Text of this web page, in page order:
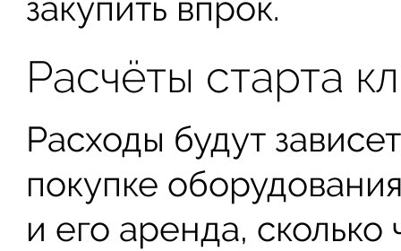
Расчёты старта
Расходы будут
покупке
и его аренда,